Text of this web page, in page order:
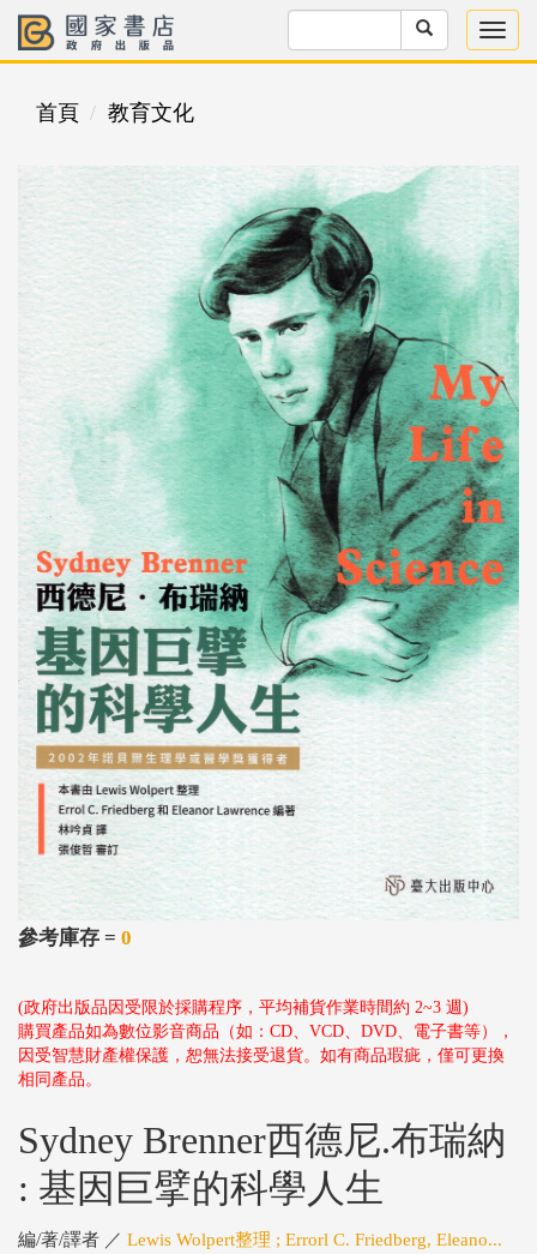
首頁 教育文化
參考庫存 = 0
(政府出版品因受限於採購程序，平均補貨作業時間約 2~3 週)
購買產品如為數位影音商品（如：CD、VCD、DVD、電子書等），
因受智慧財產權保護，恕無法接受退貨。如有商品瑕疵，僅可更換
相同產品。
Sydney Brenner西德尼.布瑞納
: 基因巨擘的科學人生
編/著/譯者 ／ Lewis Wolpert整理 ; Errorl C. Friedberg, Eleano...